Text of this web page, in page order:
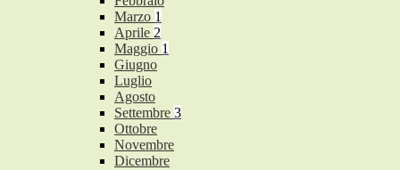
Marzo 1
Aprile 2
Maggio 1
Giugno
Luglio
Agosto
Settembre 3
Ottobre
Novembre
Dicembre